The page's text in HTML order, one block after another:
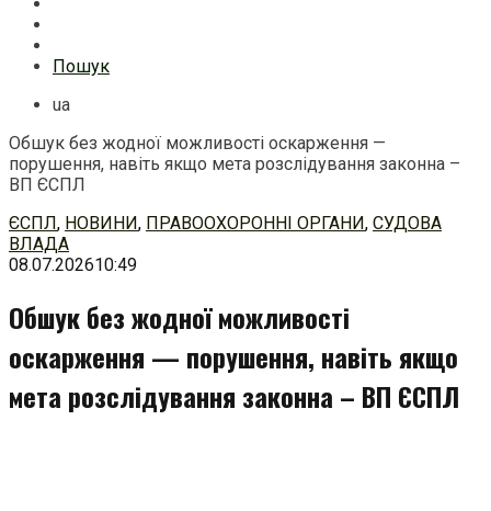
Пошук
ua
Обшук без жодної можливості оскарження —
порушення, навіть якщо мета розслідування законна –
ВП ЄСПЛ
Перейти
до
змісту
ЄСПЛ, НОВИНИ, ПРАВООХОРОННІ ОРГАНИ, СУДОВА
ВЛАДА
08.07.202610:49
Обшук без жодної можливості
оскарження — порушення, навіть якщо
мета розслідування законна – ВП ЄСПЛ